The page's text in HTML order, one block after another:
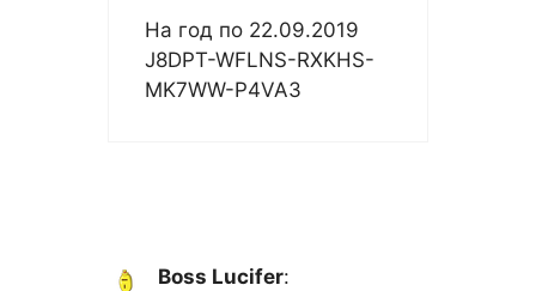
На год по 22.09.2019
J8DPT-WFLNS-RXKHS-
MK7WW-P4VA3
Boss Lucifer: